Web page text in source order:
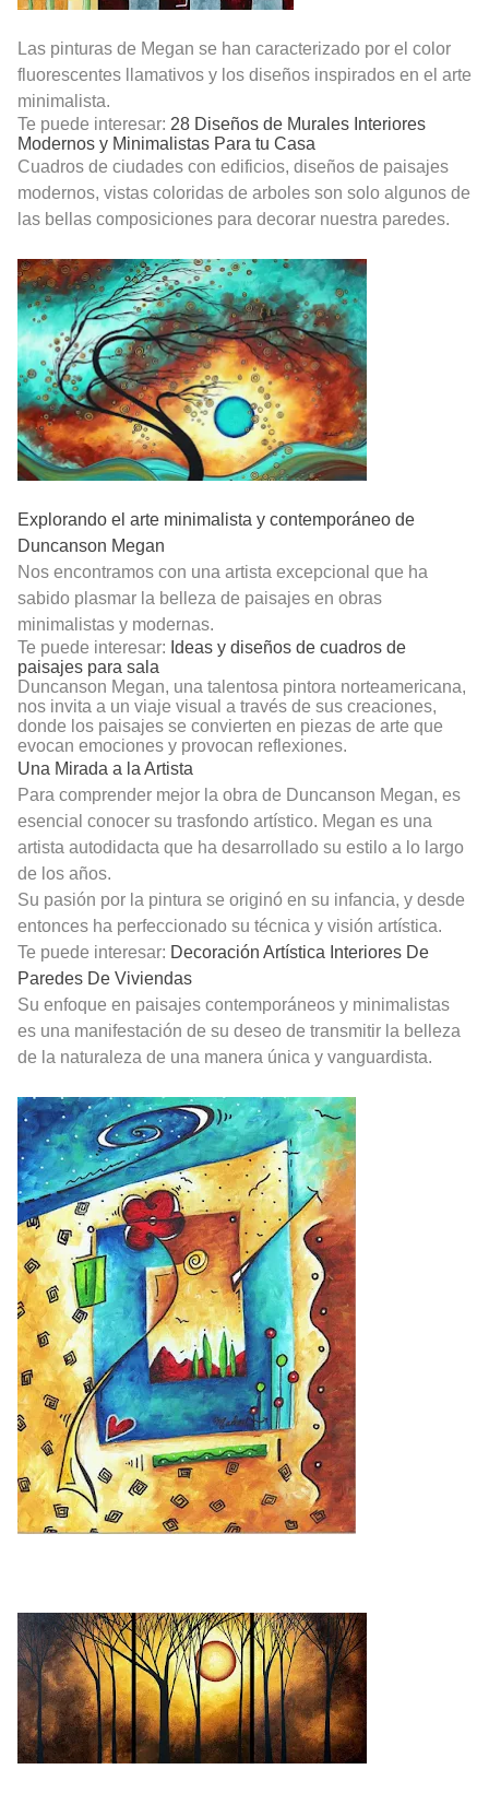
Las pinturas de Megan se han caracterizado por el color
fluorescentes llamativos y los diseños inspirados en el arte
minimalista.
Te puede interesar: 28 Diseños de Murales Interiores
Modernos y Minimalistas Para tu Casa
Cuadros de ciudades con edificios, diseños de paisajes
modernos, vistas coloridas de arboles son solo algunos de
las bellas composiciones para decorar nuestra paredes.
Explorando el arte minimalista y contemporáneo de
Duncanson Megan
Nos encontramos con una artista excepcional que ha
sabido plasmar la belleza de paisajes en obras
minimalistas y modernas.
Te puede interesar: Ideas y diseños de cuadros de
paisajes para sala
Duncanson Megan, una talentosa pintora norteamericana,
nos invita a un viaje visual a través de sus creaciones,
donde los paisajes se convierten en piezas de arte que
evocan emociones y provocan reflexiones.
Una Mirada a la Artista
Para comprender mejor la obra de Duncanson Megan, es
esencial conocer su trasfondo artístico. Megan es una
artista autodidacta que ha desarrollado su estilo a lo largo
de los años.
Su pasión por la pintura se originó en su infancia, y desde
entonces ha perfeccionado su técnica y visión artística.
Te puede interesar: Decoración Artística Interiores De
Paredes De Viviendas
Su enfoque en paisajes contemporáneos y minimalistas
es una manifestación de su deseo de transmitir la belleza
de la naturaleza de una manera única y vanguardista.